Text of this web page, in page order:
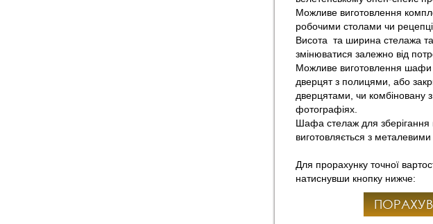
Можливе виготовлення
робочими столами чи
Висота та ширина стелажа
змінюватися залежно від
Можливе виготовлення шафи
дверцят з полицями, або
дверцятами, чи комбіновану
фотографіях.
Шафа стелаж для зберігання
виготовляється з
Для прорахунку точної
натиснувши кнопку нижче: